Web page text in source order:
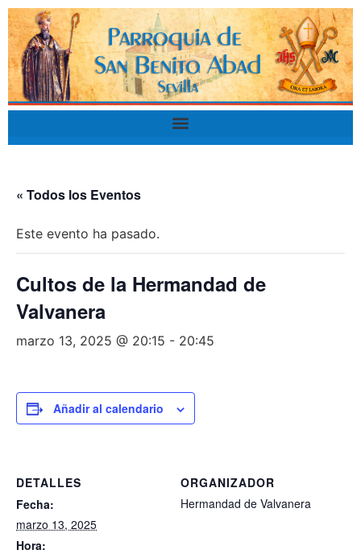
« Todos los Eventos
Este evento ha pasado.
Cultos de la Hermandad de
Valvanera
marzo 13, 2025 @ 20:15 - 20:45
Añadir al calendario
DETALLES
Fecha:
marzo 13, 2025
Hora:
ORGANIZADOR
Hermandad de Valvanera